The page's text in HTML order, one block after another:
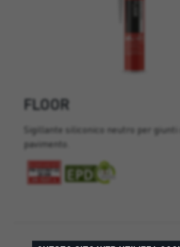
FLOOR
Sigillante siliconico neutro per giunti
pavimento.